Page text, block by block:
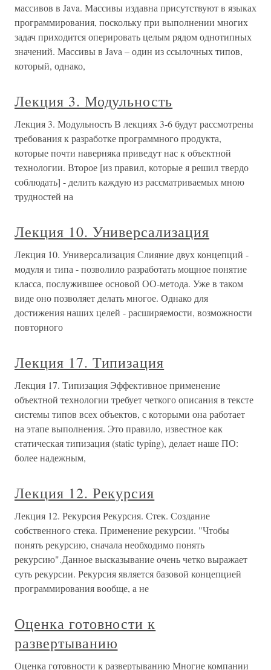
массивов в Java. Массивы издавна присутствуют в языках
программирования, поскольку при выполнении многих
задач приходится оперировать целым рядом однотипных
значений. Массивы в Java – один из ссылочных типов,
который, однако,
Лекция 3. Модульность
Лекция 3. Модульность В лекциях 3-6 будут рассмотрены
требования к разработке программного продукта,
которые почти наверняка приведут нас к объектной
технологии. Второе [из правил, которые я решил твердо
соблюдать] - делить каждую из рассматриваемых мною
трудностей на
Лекция 10. Универсализация
Лекция 10. Универсализация Слияние двух концепций -
модуля и типа - позволило разработать мощное понятие
класса, послужившее основой ОО-метода. Уже в таком
виде оно позволяет делать многое. Однако для
достижения наших целей - расширяемости, возможности
повторного
Лекция 17. Типизация
Лекция 17. Типизация Эффективное применение
объектной технологии требует четкого описания в тексте
системы типов всех объектов, с которыми она работает
на этапе выполнения. Это правило, известное как
статическая типизация (static typing), делает наше ПО:
более надежным,
Лекция 12. Рекурсия
Лекция 12. Рекурсия Рекурсия. Стек. Создание
собственного стека. Применение рекурсии. "Чтобы
понять рекурсию, сначала необходимо понять
рекурсию".Данное высказывание очень четко выражает
суть рекурсии. Рекурсия является базовой концепцией
программирования вообще, а не
Оценка готовности к
развертыванию
Оценка готовности к развертыванию Многие компании